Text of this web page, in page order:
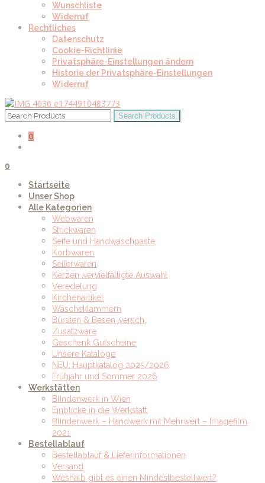
Wunschliste
Widerruf
Rechtliches
Datenschutz
Cookie-Richtlinie
Privatsphäre-Einstellungen ändern
Historie der Privatsphäre-Einstellungen
Widerruf
0
0
Startseite
Unser Shop
Alle Kategorien
Webwaren
Strickwaren
Seife und Handwaschpaste
Korbwaren
Seilerwaren
Kerzen ,vervielfältigte Auswahl
Veredelung
Kirchenartikel
Wäscheklammern
Bürsten & Besen ,versch.
Zusatzware
Geschenk Gutscheine
Unsere Kataloge
NEU: Hauptkatalog 2025/2026
Frühjahr und Sommer 2026
Werkstätten
Blindenwerk in Wien
Einblicke in die Werkstatt
Blindenwerk – Handwerk mit Mehrwert – Imagefilm
2021
Bestellablauf
Bestellablauf & Lieferinformationen
Versand
Weshalb gibt es einen Mindestbestellwert?